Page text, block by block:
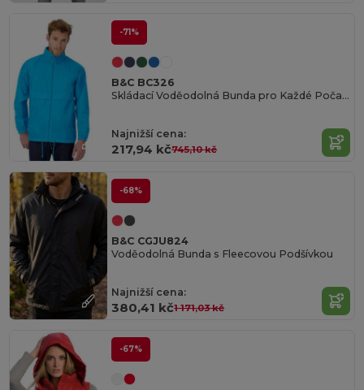
-71%
B&C BC326
Skládací Voděodolná Bunda pro Každé Počasí
Najnižší cena:
217,94 kč745,10 kč
-68%
B&C CGJU824
Voděodolná Bunda s Fleecovou Podšívkou
Najnižší cena:
380,41 kč1 171,03 kč
-67%